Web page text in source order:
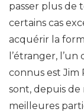
passer plus de
certains cas
acquérir la
l’étranger,
connus est Jim
sont, depuis de
meilleures